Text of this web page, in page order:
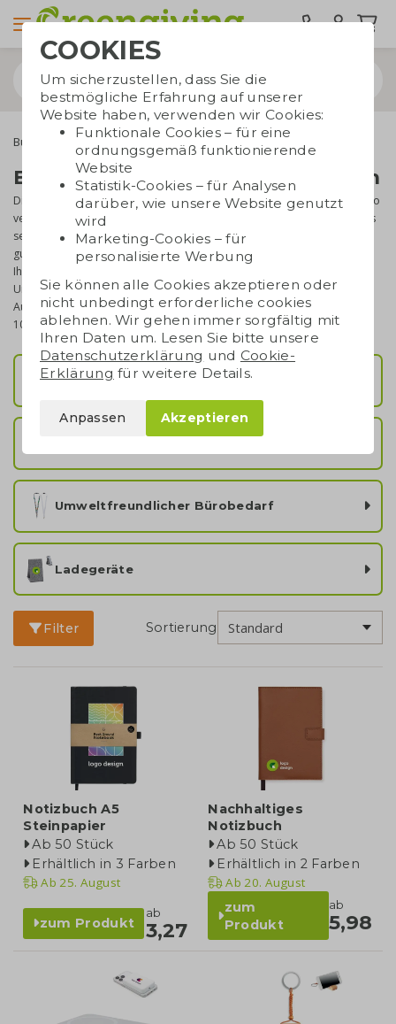
Bürobedarf
Büro und Notizbücher bedrucken
Die Chancen stehen hoch, dass Sie einen Großteil Ihrer Zeit im Büro
verbringen. Dies wird bei Ihren Geschäftsbeziehungen nicht anders
sein, weshalb dauerhafter Bürobedarf als Werbegeschenk immer
gut genutzt wird. In vielen Fällen stehen sie auf dem Schreibtisch
Ihrer Kunden, sodass Ihr Unternehmen deutlich sichtbar werden!
Unsere Vertriebsspezialisten helfen Ihnen gerne bei der
Auswahl. Wenden Sie sich gerne an unser Serviceteam (03222
10945 70).
Notizbücher
Umweltfreundlicher Bürobedarf
Ladegeräte
Filter Sortierung
Notizbuch A5
Steinpapier
Ab 50 Stück
Erhältlich in 3 Farben
Ab 25. August
zum Produkt
ab
3,27
Nachhaltiges
Notizbuch
Ab 50 Stück
Erhältlich in 2 Farben
Ab 20. August
zum
Produkt
ab
5,98
COOKIES
Um sicherzustellen, dass Sie die
bestmögliche Erfahrung auf unserer
Website haben, verwenden wir Cookies:
Funktionale Cookies – für eine
ordnungsgemäß funktionierende
Website
Statistik-Cookies – für Analysen
darüber, wie unsere Website genutzt
wird
Marketing-Cookies – für
personalisierte Werbung
Sie können alle Cookies akzeptieren oder
nicht unbedingt erforderliche cookies
ablehnen. Wir gehen immer sorgfältig mit
Ihren Daten um. Lesen Sie bitte unsere
Datenschutzerklärung und Cookie-
Erklärung für weitere Details.
Anpassen Akzeptieren